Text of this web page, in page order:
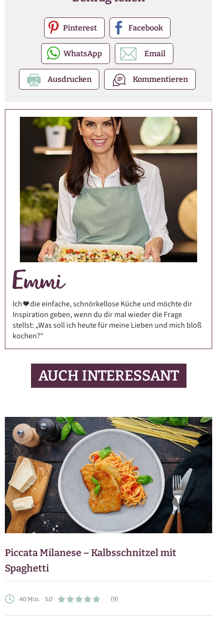
Pinterest Facebook
WhatsApp Email
Ausdrucken Kommentieren
Ich ❤️ die einfache, schnörkellose Küche und möchte dir
Inspiration geben, wenn du dir mal wieder die Frage
stellst: „Was soll ich heute für meine Lieben und mich bloß
kochen?“
AUCH INTERESSANT
Piccata Milanese – Kalbsschnitzel mit
Spaghetti
40 Min. 5,0 (9)